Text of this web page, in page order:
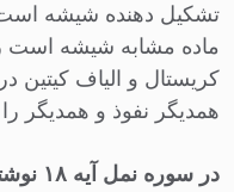
تشکیل دهنده شیشه است
ماده مشابه شیشه
کریستال و الیاف کیتین در
همدیگر نفوذ و همدیگر
در سوره نمل آیه ۱۸ نوشته شده است: